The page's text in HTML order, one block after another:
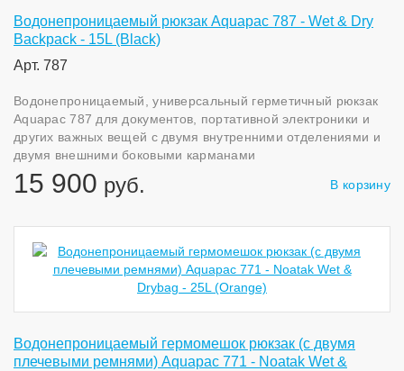
Водонепроницаемый рюкзак Aquapac 787 - Wet & Dry
Backpack - 15L (Black)
Арт. 787
Водонепроницаемый, универсальный герметичный рюкзак
Aquapac 787 для документов, портативной электроники и
других важных вещей с двумя внутренними отделениями и
двумя внешними боковыми карманами
15 900 руб. В корзину
Водонепроницаемый гермомешок рюкзак (с двумя
плечевыми ремнями) Aquapac 771 - Noatak Wet &